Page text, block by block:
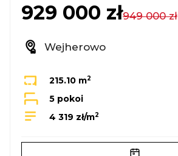
929 000 zł949 000 zł
Wejherowo
215.10 m2
5 pokoi
4 319 zł/m2